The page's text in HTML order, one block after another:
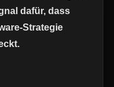
dafür, dass
Strategie